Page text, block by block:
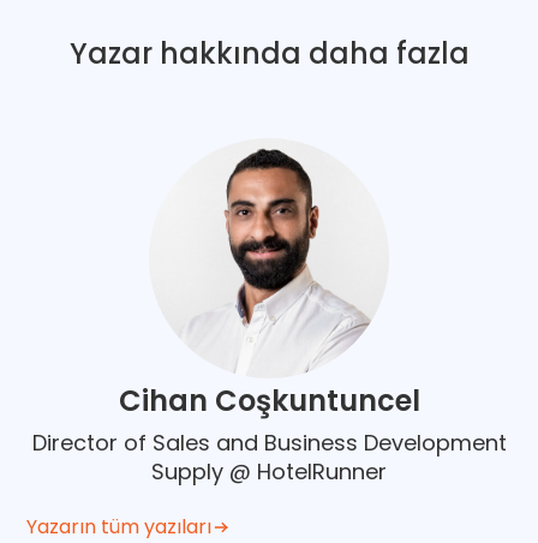
Yazar hakkında daha fazla
Cihan Coşkuntuncel
Director of Sales and Business Development
Supply @ HotelRunner
Yazarın tüm yazıları